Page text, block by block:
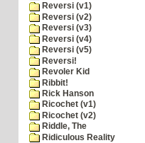
Reversi (v1)
Reversi (v2)
Reversi (v3)
Reversi (v4)
Reversi (v5)
Reversi!
Revoler Kid
Ribbit!
Rick Hanson
Ricochet (v1)
Ricochet (v2)
Riddle, The
Ridiculous Reality